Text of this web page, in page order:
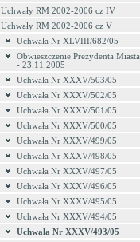
Uchwały RM 2002-2006 cz IV
Uchwały RM 2002-2006 cz V
Uchwała Nr XLVIII/682/05
Obwieszczenie Prezydenta Miasta
- 23.11.2005
Uchwała Nr XXXV/503/05
Uchwała Nr XXXV/502/05
Uchwała Nr XXXV/501/05
Uchwała Nr XXXV/500/05
Uchwała Nr XXXV/499/05
Uchwała Nr XXXV/498/05
Uchwała Nr XXXV/497/05
Uchwała Nr XXXV/496/05
Uchwała Nr XXXV/495/05
Uchwała Nr XXXV/494/05
Uchwała Nr XXXV/493/05